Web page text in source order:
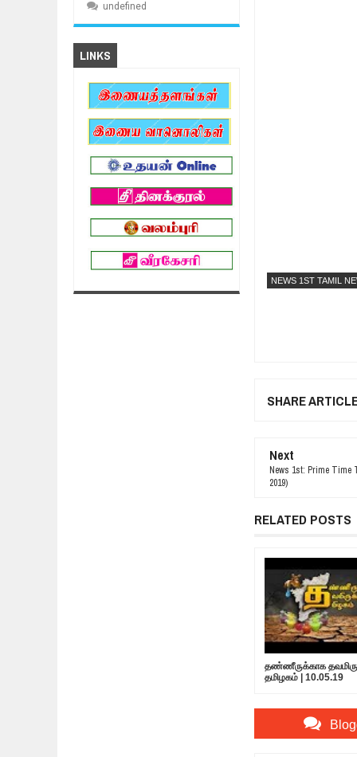
NEWS 1ST TAMIL
SHARE
Next
News 1st: Prime Time
2019)
RELATED POSTS
தண்ணீருக்காக
தமிழகம் | 10.05.19
undefined
LINKS